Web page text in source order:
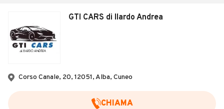
GTI CARS di Ilardo Andrea
Corso Canale, 20, 12051, Alba, Cuneo
CHIAMA